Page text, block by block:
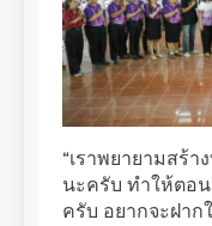
“เราพยายามสร้า
นะครับ ทำให้ตอ
ครับ อยากจะฝาก